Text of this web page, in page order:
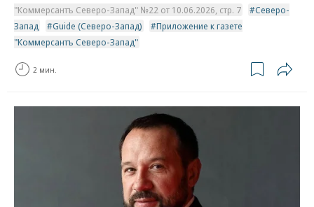
"Коммерсантъ Северо-Запад" №22 от 10.06.2026, стр. 7
Северо-
Запад
Guide (Северо-Запад)
Приложение к газете
"Коммерсантъ Северо-Запад"
2 мин.